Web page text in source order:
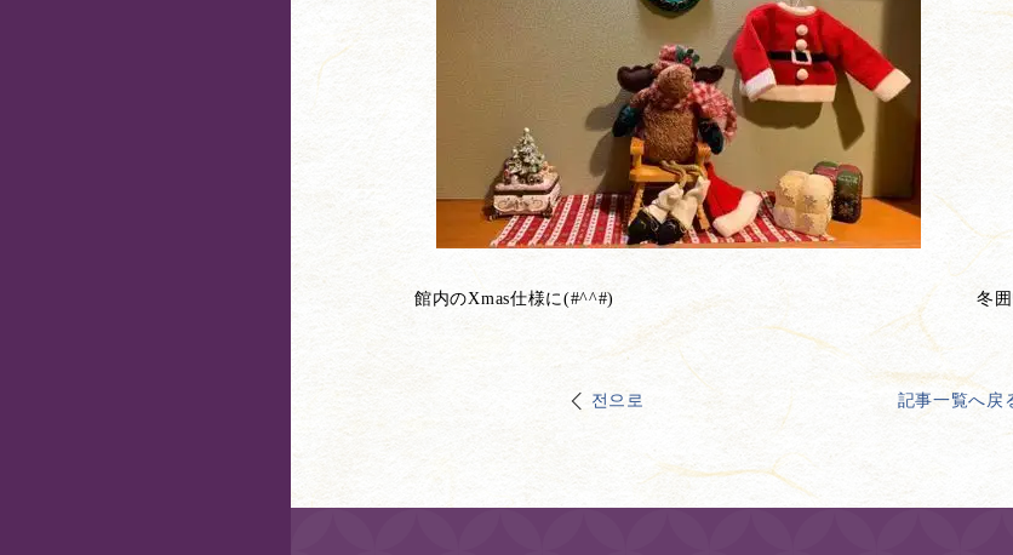
館内のXmas仕様に(#^^#) 冬
전으로 記事一覧へ戻